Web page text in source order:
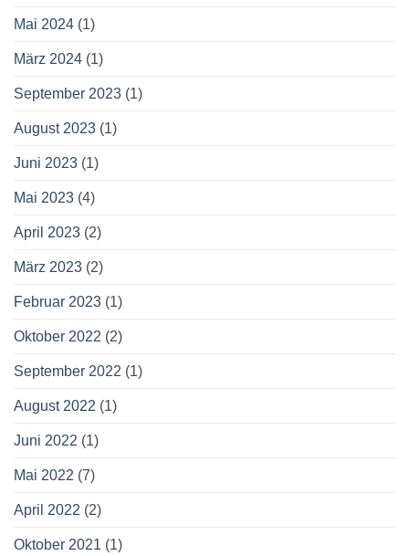
Mai 2024 (1)
März 2024 (1)
September 2023 (1)
August 2023 (1)
Juni 2023 (1)
Mai 2023 (4)
April 2023 (2)
März 2023 (2)
Februar 2023 (1)
Oktober 2022 (2)
September 2022 (1)
August 2022 (1)
Juni 2022 (1)
Mai 2022 (7)
April 2022 (2)
Oktober 2021 (1)